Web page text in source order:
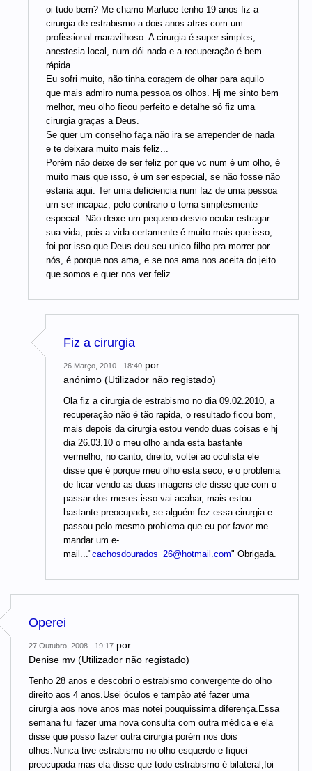
oi tudo bem? Me chamo Marluce tenho 19 anos fiz a
cirurgia de estrabismo a dois anos atras com um
profissional maravilhoso. A cirurgia é super simples,
anestesia local, num dói nada e a recuperação é bem
rápida.
Eu sofri muito, não tinha coragem de olhar para aquilo
que mais admiro numa pessoa os olhos. Hj me sinto bem
melhor, meu olho ficou perfeito e detalhe só fiz uma
cirurgia graças a Deus.
Se quer um conselho faça não ira se arrepender de nada
e te deixara muito mais feliz...
Porém não deixe de ser feliz por que vc num é um olho, é
muito mais que isso, é um ser especial, se não fosse não
estaria aqui. Ter uma deficiencia num faz de uma pessoa
um ser incapaz, pelo contrario o torna simplesmente
especial. Não deixe um pequeno desvio ocular estragar
sua vida, pois a vida certamente é muito mais que isso,
foi por isso que Deus deu seu unico filho pra morrer por
nós, é porque nos ama, e se nos ama nos aceita do jeito
que somos e quer nos ver feliz.
Fiz a cirurgia
26 Março, 2010 - 18:40 por
anónimo (Utilizador não registado)
Ola fiz a cirurgia de estrabismo no dia 09.02.2010, a
recuperação não é tão rapida, o resultado ficou bom,
mais depois da cirurgia estou vendo duas coisas e hj
dia 26.03.10 o meu olho ainda esta bastante
vermelho, no canto, direito, voltei ao oculista ele
disse que é porque meu olho esta seco, e o problema
de ficar vendo as duas imagens ele disse que com o
passar dos meses isso vai acabar, mais estou
bastante preocupada, se alguém fez essa cirurgia e
passou pelo mesmo problema que eu por favor me
mandar um e-
mail..."cachosdourados_26@hotmail.com" Obrigada.
Operei
27 Outubro, 2008 - 19:17 por
Denise mv (Utilizador não registado)
Tenho 28 anos e descobri o estrabismo convergente do olho
direito aos 4 anos.Usei óculos e tampão até fazer uma
cirurgia aos nove anos mas notei pouquissima diferença.Essa
semana fui fazer uma nova consulta com outra médica e ela
disse que posso fazer outra cirurgia porém nos dois
olhos.Nunca tive estrabismo no olho esquerdo e fiquei
preocupada mas ela disse que todo estrabismo é bilateral,foi